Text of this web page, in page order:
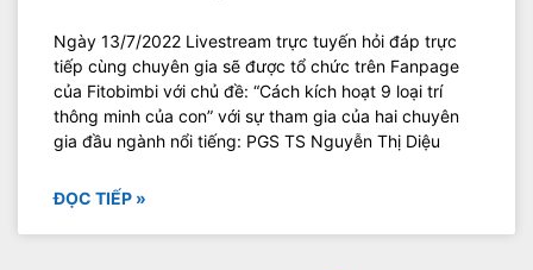
Ngày 13/7/2022 Livestream trực tuyến hỏi đáp trực
tiếp cùng chuyên gia sẽ được tổ chức trên Fanpage
của Fitobimbi với chủ đề: “Cách kích hoạt 9 loại trí
thông minh của con” với sự tham gia của hai chuyên
gia đầu ngành nổi tiếng: PGS TS Nguyễn Thị Diệu
ĐỌC TIẾP »